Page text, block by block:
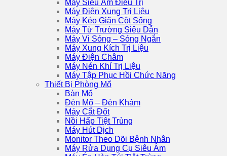
Máy Siêu Âm Điều Trị
Máy Điện Xung Trị Liệu
Máy Kéo Giãn Cột Sống
Máy Từ Trường Siêu Dẫn
Máy Vi Sóng – Sóng Ngắn
Máy Xung Kích Trị Liệu
Máy Điện Châm
Máy Nén Khí Trị Liệu
Máy Tập Phục Hồi Chức Năng
Thiết Bị Phòng Mổ
Bàn Mổ
Đèn Mổ – Đèn Khám
Máy Cắt Đốt
Nồi Hấp Tiệt Trùng
Máy Hút Dịch
Monitor Theo Dõi Bệnh Nhân
Máy Rửa Dụng Cụ Siêu Âm